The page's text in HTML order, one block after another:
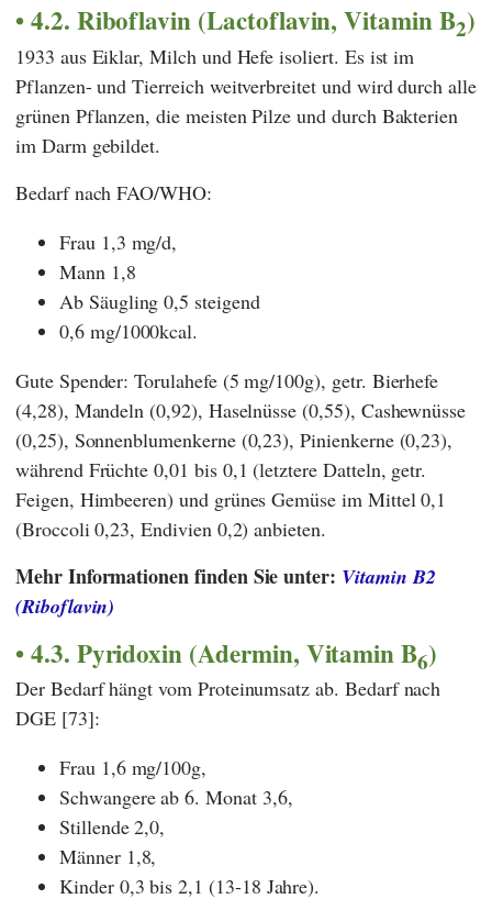
4.2. Riboflavin (Lactoflavin, Vitamin B2)
1933 aus Eiklar, Milch und Hefe isoliert. Es ist im
Pflanzen- und Tierreich weitverbreitet und wird durch alle
grünen Pflanzen, die meisten Pilze und durch Bakterien
im Darm gebildet.
Bedarf nach FAO/WHO:
Frau 1,3 mg/d,
Mann 1,8
Ab Säugling 0,5 steigend
0,6 mg/1000kcal.
Gute Spender: Torulahefe (5 mg/100g), getr. Bierhefe
(4,28), Mandeln (0,92), Haselnüsse (0,55), Cashewnüsse
(0,25), Sonnenblumenkerne (0,23), Pinienkerne (0,23),
während Früchte 0,01 bis 0,1 (letztere Datteln, getr.
Feigen, Himbeeren) und grünes Gemüse im Mittel 0,1
(Broccoli 0,23, Endivien 0,2) anbieten.
Mehr Informationen finden Sie unter: Vitamin B2
(Riboflavin)
4.3. Pyridoxin (Adermin, Vitamin B6)
Der Bedarf hängt vom Proteinumsatz ab. Bedarf nach
DGE [73]:
Frau 1,6 mg/100g,
Schwangere ab 6. Monat 3,6,
Stillende 2,0,
Männer 1,8,
Kinder 0,3 bis 2,1 (13-18 Jahre).